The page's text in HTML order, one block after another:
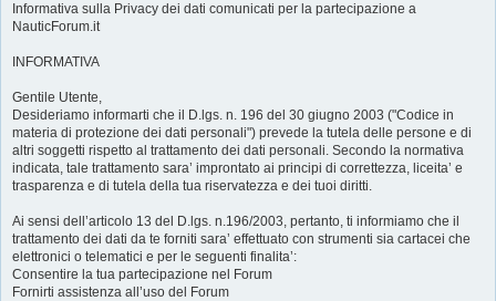
Informativa sulla Privacy dei dati comunicati per la partecipazione a
NauticForum.it
INFORMATIVA
Gentile Utente,
Desideriamo informarti che il D.lgs. n. 196 del 30 giugno 2003 ("Codice in
materia di protezione dei dati personali") prevede la tutela delle persone e di
altri soggetti rispetto al trattamento dei dati personali. Secondo la normativa
indicata, tale trattamento sara’ improntato ai principi di correttezza, liceita’ e
trasparenza e di tutela della tua riservatezza e dei tuoi diritti.
Ai sensi dell’articolo 13 del D.lgs. n.196/2003, pertanto, ti informiamo che il
trattamento dei dati da te forniti sara’ effettuato con strumenti sia cartacei che
elettronici o telematici e per le seguenti finalita’:
Consentire la tua partecipazione nel Forum
Fornirti assistenza all’uso del Forum